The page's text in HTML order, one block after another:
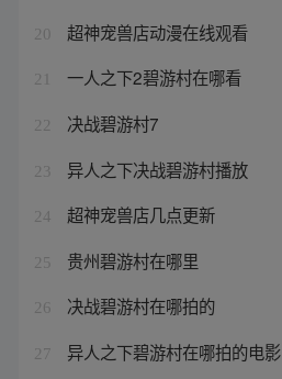
20 超神宠兽店动漫在线观看
21 一人之下2碧游村在哪看
22 决战碧游村7
23 异人之下决战碧游村播放
24 超神宠兽店几点更新
25 贵州碧游村在哪里
26 决战碧游村在哪拍的
27 异人之下碧游村在哪拍的电影